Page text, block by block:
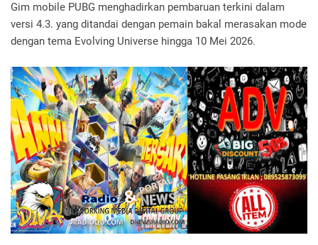
Gim mobile PUBG menghadirkan pembaruan terkini dalam
versi 4.3. yang ditandai dengan pemain bakal merasakan mode
dengan tema Evolving Universe hingga 10 Mei 2026.